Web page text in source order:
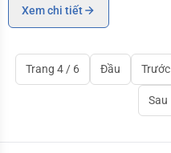
thiện với môi trường của nó. Một
trong những mẫu xe mới đáng
Microlino Lite, với thiết kế nhỏ
gọn, độc đáo v
Xem chi tiết
Trang 4 / 6 Đầu Trước
Sau